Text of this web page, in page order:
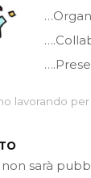
lavorando per
sarà